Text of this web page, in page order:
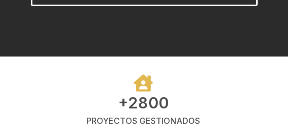
+2800
PROYECTOS GESTIONADOS